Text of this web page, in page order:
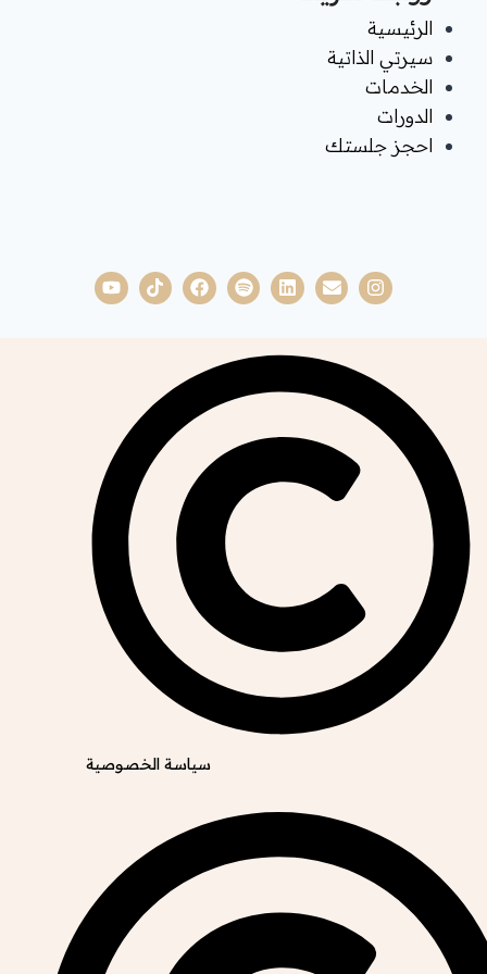
الرئيسية
سيرتي الذاتية
الخدمات
الدورات
احجز جلستك
سياسة الخصوصية